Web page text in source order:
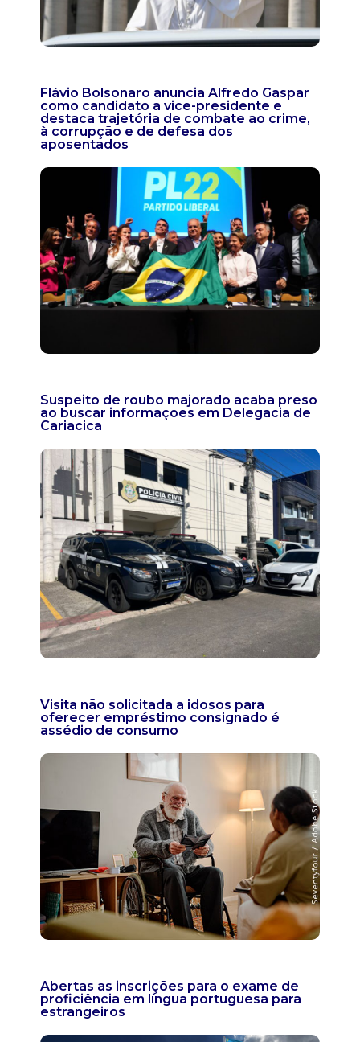
Flávio Bolsonaro anuncia Alfredo Gaspar
como candidato a vice-presidente e
destaca trajetória de combate ao crime,
à corrupção e de defesa dos
aposentados
Suspeito de roubo majorado acaba preso
ao buscar informações em Delegacia de
Cariacica
Visita não solicitada a idosos para
oferecer empréstimo consignado é
assédio de consumo
Abertas as inscrições para o exame de
proficiência em língua portuguesa para
estrangeiros